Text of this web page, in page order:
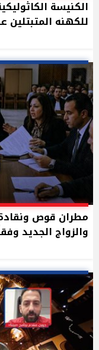
الكنيسة
للكهنه المتبتلين
مطران قوص
والزواج الجديد